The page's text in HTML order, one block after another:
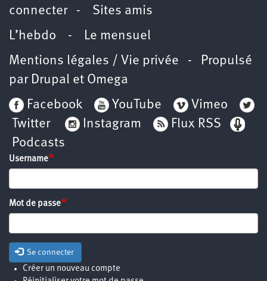
connecter- Sites amis
L’hebdo - Le mensuel
Mentions légales / Vie privée - Propulsé
par Drupal et Omega
Facebook
YouTube
Vimeo
Twitter
Instagram
Flux RSS
Podcasts
Username
Mot de passe
Se connecter
Créer un nouveau compte